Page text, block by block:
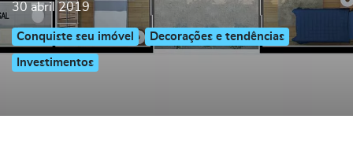
30 abril 2019
Conquiste seu imóvel Decorações e tendências
Investimentos